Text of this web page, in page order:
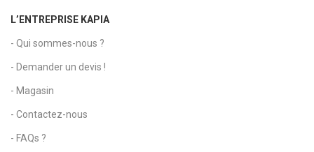
L’ENTREPRISE KAPIA
- Qui sommes-nous ?
- Demander un devis !
- Magasin
- Contactez-nous
- FAQs ?